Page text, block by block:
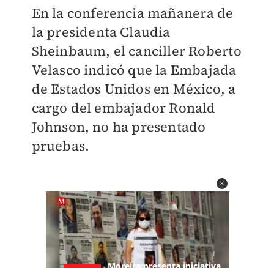
En la conferencia mañanera de
la presidenta Claudia
Sheinbaum, el canciller Roberto
Velasco indicó que la Embajada
de Estados Unidos en México, a
cargo del embajador Ronald
Johnson, no ha presentado
pruebas.